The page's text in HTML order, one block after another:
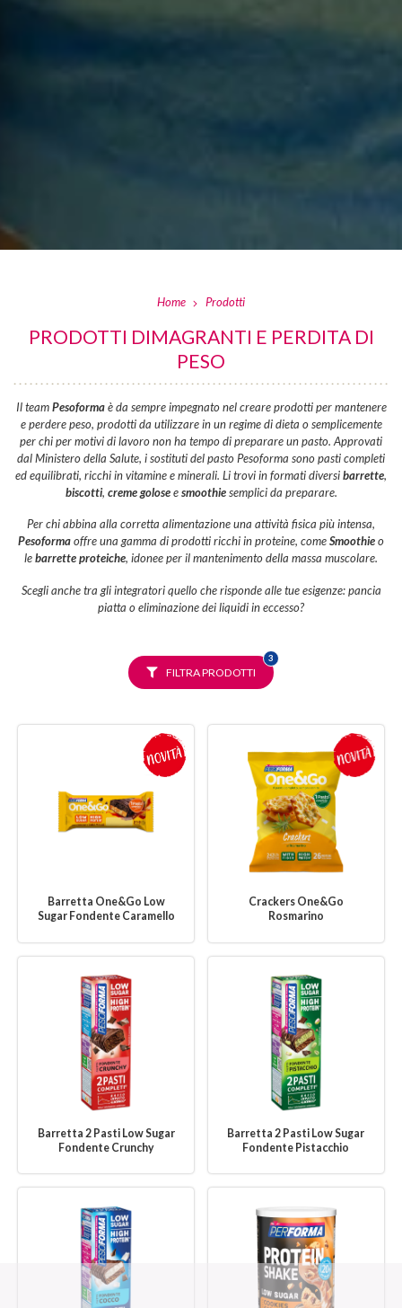
Home Prodotti
PRODOTTI DIMAGRANTI E PERDITA DI
PESO
Il teamPesoformaè da sempre impegnato nel creare prodotti per mantenere
e perdere peso, prodotti da utilizzare in un regime di dieta o semplicemente
per chi per motivi di lavoro non ha tempo di preparare un pasto. Approvati
dal Ministero della Salute, i sostituti del pasto Pesoforma sono pasti completi
ed equilibrati, ricchi in vitamine e minerali. Li trovi in formati diversibarrette,
biscotti, creme goloseesmoothiesemplici da preparare.
Per chi abbina alla corretta alimentazione una attività fisica più intensa,
Pesoformaoffre una gamma di prodotti ricchi in proteine, comeSmoothieo
lebarrette proteiche, idonee per il mantenimento della massa muscolare.
Scegli anche tra gli integratori quello che risponde alle tue esigenze: pancia
piatta o eliminazione dei liquidi in eccesso?
FILTRA PRODOTTI
3FILTRI
SELEZIONATI
Barretta One&Go Low
Sugar Fondente Caramello
Crackers One&Go
Rosmarino
Barretta 2 Pasti Low Sugar
Fondente Crunchy
Barretta 2 Pasti Low Sugar
Fondente Pistacchio